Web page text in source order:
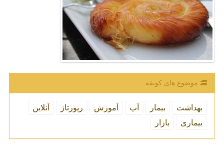
موضوع های كونفه
بهداشت بیمار آب آموزش رپورتاژ
آنلاین
بیماری
بازار